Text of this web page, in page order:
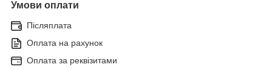
Умови оплати
Післяплата
Оплата на рахунок
Оплата за реквізитами